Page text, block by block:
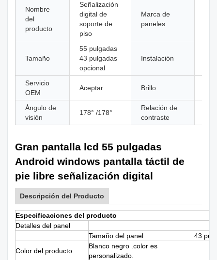
Nombre
del
producto
Señalización
digital de
soporte de
piso
Marca de
paneles
Tamaño
55 pulgadas
43 pulgadas
opcional
Instalación
Servicio
OEM
Aceptar Brillo
Ángulo de
visión
178° /178°
Relación de
contraste
Gran pantalla lcd 55 pulgadas
Android windows pantalla táctil de
pie libre señalización digital
Descripción del Producto
Especificaciones del producto
Detalles del panel
Tamaño del panel
43
Color del producto
Blanco negro .color es
personalizado.